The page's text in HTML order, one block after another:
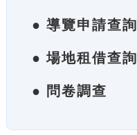
● 導覽申請查詢
● 場地租借查詢
● 問卷調查